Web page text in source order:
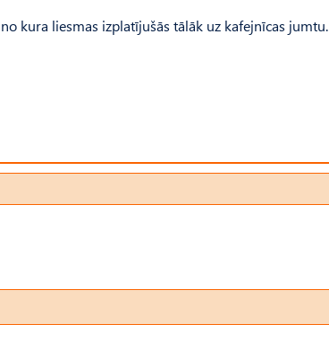
kura liesmas izplatījušās tālāk uz kafejnīcas jumtu.